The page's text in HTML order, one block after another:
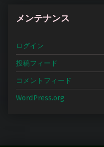
メンテナンス
ログイン
投稿フィード
コメントフィード
WordPress.org